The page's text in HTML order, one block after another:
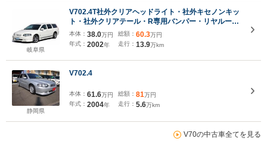
岐阜県
V702.4T社外クリアヘッドライト・社外キセノンキッ
ト・社外クリアテール・R専用バンパー・リヤルーフ
スポイラー・シュミットモータース17インチアルミ・
後期グリル・キャリパー赤色加工・タイベル交換済・
フィルム加工
本体： 38.0万円
年式： 2002年
総額： 60.3万円
走行： 13.9万km
静岡県
V702.4
本体： 61.6万円
年式： 2004年
総額： 81万円
走行： 5.6万km
V70の中古車全てを見る